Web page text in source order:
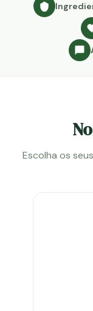
Escolha os